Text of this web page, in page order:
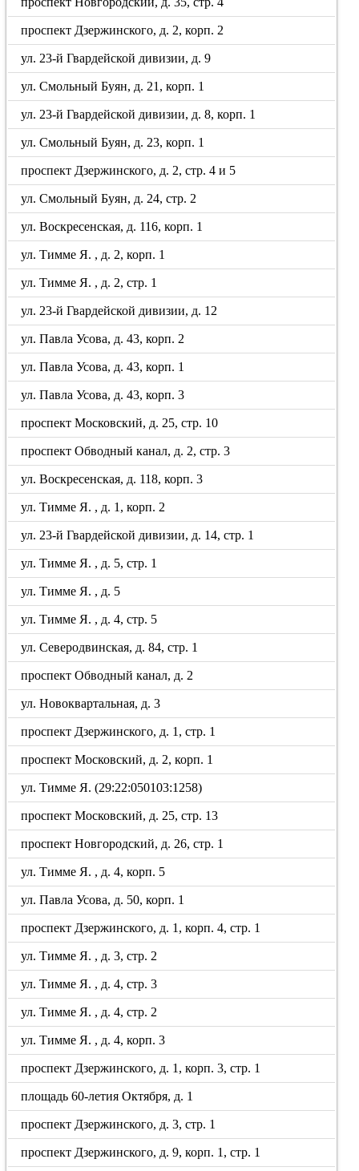
проспект Дзержинского, д. 2, корп. 2
ул. 23-й Гвардейской дивизии, д. 9
ул. Смольный Буян, д. 21, корп. 1
ул. 23-й Гвардейской дивизии, д. 8, корп. 1
ул. Смольный Буян, д. 23, корп. 1
проспект Дзержинского, д. 2, стр. 4 и 5
ул. Смольный Буян, д. 24, стр. 2
ул. Воскресенская, д. 116, корп. 1
ул. Тимме Я. , д. 2, корп. 1
ул. Тимме Я. , д. 2, стр. 1
ул. 23-й Гвардейской дивизии, д. 12
ул. Павла Усова, д. 43, корп. 2
ул. Павла Усова, д. 43, корп. 1
ул. Павла Усова, д. 43, корп. 3
проспект Московский, д. 25, стр. 10
проспект Обводный канал, д. 2, стр. 3
ул. Воскресенская, д. 118, корп. 3
ул. Тимме Я. , д. 1, корп. 2
ул. 23-й Гвардейской дивизии, д. 14, стр. 1
ул. Тимме Я. , д. 5, стр. 1
ул. Тимме Я. , д. 5
ул. Тимме Я. , д. 4, стр. 5
ул. Северодвинская, д. 84, стр. 1
проспект Обводный канал, д. 2
ул. Новоквартальная, д. 3
проспект Дзержинского, д. 1, стр. 1
проспект Московский, д. 2, корп. 1
ул. Тимме Я. (29:22:050103:1258)
проспект Московский, д. 25, стр. 13
проспект Новгородский, д. 26, стр. 1
ул. Тимме Я. , д. 4, корп. 5
ул. Павла Усова, д. 50, корп. 1
проспект Дзержинского, д. 1, корп. 4, стр. 1
ул. Тимме Я. , д. 3, стр. 2
ул. Тимме Я. , д. 4, стр. 3
ул. Тимме Я. , д. 4, стр. 2
ул. Тимме Я. , д. 4, корп. 3
проспект Дзержинского, д. 1, корп. 3, стр. 1
площадь 60-летия Октября, д. 1
проспект Дзержинского, д. 3, стр. 1
проспект Дзержинского, д. 9, корп. 1, стр. 1